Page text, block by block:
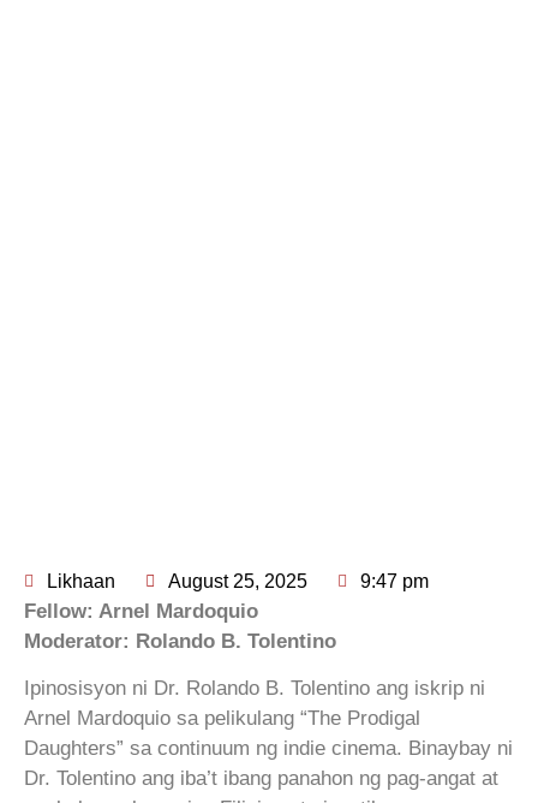
Likhaan August 25, 2025 9:47 pm
Fellow: Arnel Mardoquio
Moderator: Rolando B. Tolentino
Ipinosisyon ni Dr. Rolando B. Tolentino ang iskrip ni
Arnel Mardoquio sa pelikulang “The Prodigal
Daughters” sa continuum ng indie cinema. Binaybay ni
Dr. Tolentino ang iba’t ibang panahon ng pag-angat at